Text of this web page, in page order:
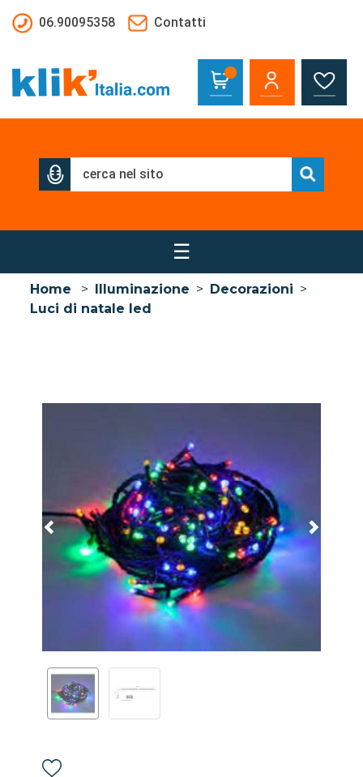
06.90095358
Contatti
☰
Home > Illuminazione > Decorazioni >
Luci di natale led